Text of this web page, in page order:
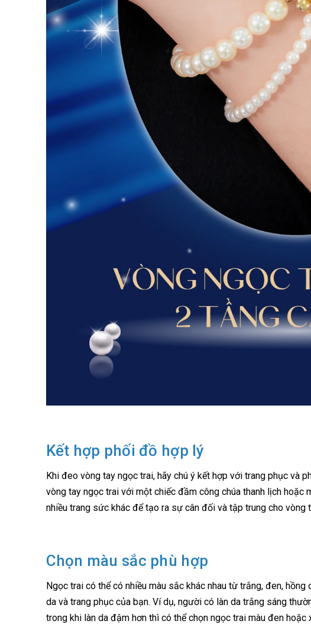
Kết hợp phối đồ hợp lý
Khi đeo vòng tay ngọc trai, hãy chú ý kết hợp với trang phục và
vòng tay ngọc trai với một chiếc đầm công chúa thanh lịch hoặc
nhiều trang sức khác để tạo ra sự cân đối và tập trung cho vòng
Chọn màu sắc phù hợp
Ngọc trai có thể có nhiều màu sắc khác nhau từ trắng, đen,
da và trang phục của bạn. Ví dụ, người có làn da trắng sáng
trong khi làn da đậm hơn thì có thể chọn ngọc trai màu đen hoặc